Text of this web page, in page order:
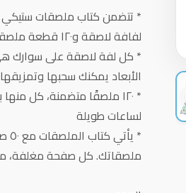
لفافة لاصقة و١٢٠ قطعة ملصقات صغيرة
الأبعاد يمكنك سحبها
* ١٢٠ ملصقًا متضمنة، كل
لساعات طويلة
*
ملصقاتك. كل صفحة مغلفة،